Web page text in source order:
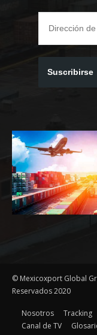
Suscribirse
© Mexicoxport Global
Reservados 2020
Nosotros Tracking
Canal de TV